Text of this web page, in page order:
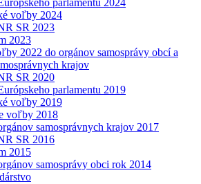
parlamentu 2024
voľby 2024
SR 2023
2023
2022 do orgánov samosprávy obcí a
krajov
SR 2020
parlamentu 2019
voľby 2019
voľby 2018
samosprávnych krajov 2017
SR 2016
2015
samosprávy obci rok 2014